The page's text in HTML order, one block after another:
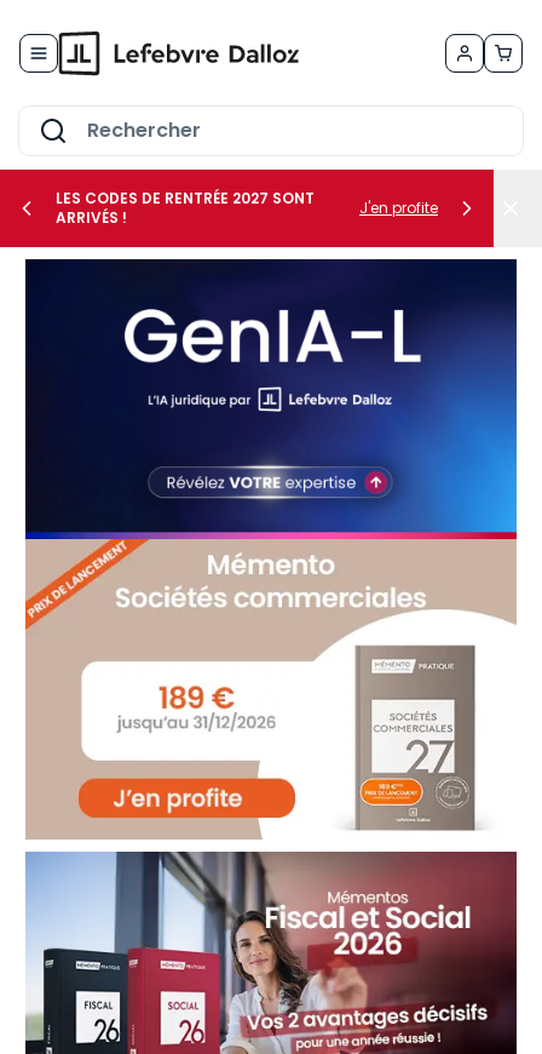
le sous-menu Vos besoins
LES CODES DE RENTRÉE 2027 SONT
ARRIVÉS !
J'en profite